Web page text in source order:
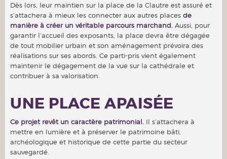
Dès lors, leur maintien sur la place de la Clautre est assuré et
s’attachera à mieux les connecter aux autres places de
manière à créer un véritable parcours marchand. Aussi, pour
garantir l’accueil des exposants, la place devra être dégagée
de tout mobilier urbain et son aménagement prévoira des
réalisations sur ses abords. Ce parti-pris vient également
maintenir le dégagement de la vue sur la cathédrale et
contribuer à sa valorisation.
UNE PLACE APAISÉE
Ce projet revêt un caractère patrimonial. Il s’attachera à
mettre en lumière et à préserver le patrimoine bâti,
archéologique et historique de cette partie du secteur
sauvegardé.